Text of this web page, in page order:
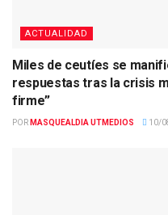
ACTUALIDAD
Miles de ceutíes se
respuestas tras la crisis
firme”
POR MASQUEALDIA UTMEDIOS 10/